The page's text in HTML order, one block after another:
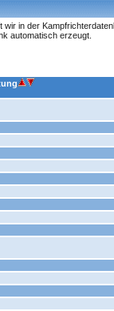
in der
automatisch erzeugt.